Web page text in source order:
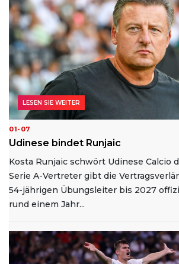
01-07
Udinese bindet Runjaic
Kosta Runjaic schwört Udinese Calcio
Serie A-Vertreter gibt die
54-jährigen Übungsleiter bis 2027
rund einem Jahr...
LESEN SIE WEITER